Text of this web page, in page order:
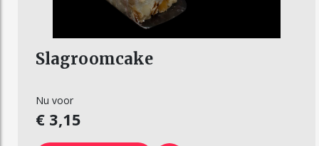
Slagroomcake
Nu voor
€ 3,15